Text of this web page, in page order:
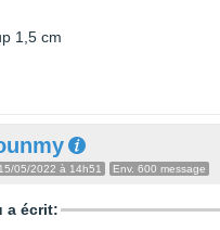
1,5 cm
05/2022 à 14h51 Env. 600 message
a écrit: